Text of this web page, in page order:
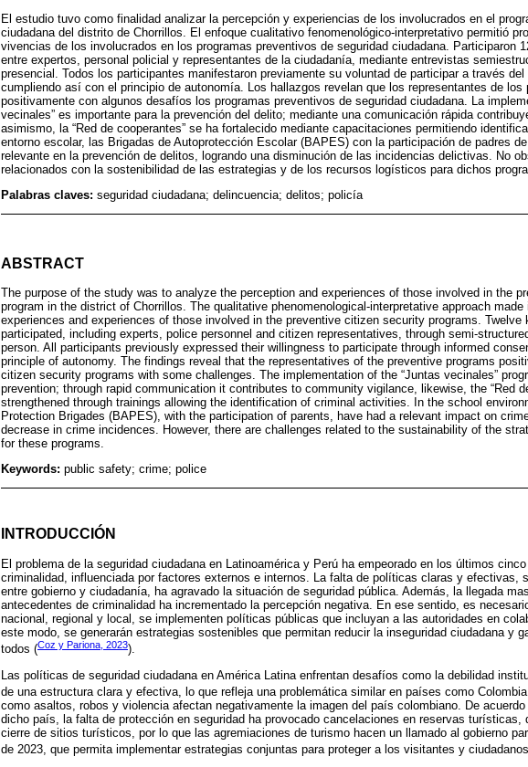
El estudio tuvo como finalidad analizar la percepción y experiencias de los involucrados en el
ciudadana del distrito de Chorrillos. El enfoque cualitativo fenomenológico-interpretativo permitió
vivencias de los involucrados en los programas preventivos de seguridad ciudadana. Participaron
entre expertos, personal policial y representantes de la ciudadanía, mediante entrevistas
presencial. Todos los participantes manifestaron previamente su voluntad de participar a través del
cumpliendo así con el principio de autonomía. Los hallazgos revelan que los representantes de los
positivamente con algunos desafíos los programas preventivos de seguridad ciudadana. La
vecinales” es importante para la prevención del delito; mediante una comunicación rápida
asimismo, la “Red de cooperantes” se ha fortalecido mediante capacitaciones permitiendo
entorno escolar, las Brigadas de Autoprotección Escolar (BAPES) con la participación de padres
relevante en la prevención de delitos, logrando una disminución de las incidencias delictivas. No
relacionados con la sostenibilidad de las estrategias y de los recursos logísticos para dichos
Palabras claves: seguridad ciudadana; delincuencia; delitos; policía
ABSTRACT
The purpose of the study was to analyze the perception and experiences of those involved in the
program in the district of Chorrillos. The qualitative phenomenological-interpretative approach
experiences and experiences of those involved in the preventive citizen security programs. Twelve
participated, including experts, police personnel and citizen representatives, through semi-
person. All participants previously expressed their willingness to participate through informed
principle of autonomy. The findings reveal that the representatives of the preventive programs
citizen security programs with some challenges. The implementation of the “Juntas vecinales”
prevention; through rapid communication it contributes to community vigilance, likewise, the “Red
strengthened through trainings allowing the identification of criminal activities. In the school
Protection Brigades (BAPES), with the participation of parents, have had a relevant impact on
decrease in crime incidences. However, there are challenges related to the sustainability of the
for these programs.
Keywords: public safety; crime; police
INTRODUCCIÓN
El problema de la seguridad ciudadana en Latinoamérica y Perú ha empeorado en los últimos
criminalidad, influenciada por factores externos e internos. La falta de políticas claras y efectivas,
entre gobierno y ciudadanía, ha agravado la situación de seguridad pública. Además, la llegada
antecedentes de criminalidad ha incrementado la percepción negativa. En ese sentido, es
nacional, regional y local, se implementen políticas públicas que incluyan a las autoridades en
este modo, se generarán estrategias sostenibles que permitan reducir la inseguridad ciudadana y
todos (Coz y Pariona, 2023).
Las políticas de seguridad ciudadana en América Latina enfrentan desafíos como la debilidad
de una estructura clara y efectiva, lo que refleja una problemática similar en países como
como asaltos, robos y violencia afectan negativamente la imagen del país colombiano. De
dicho país, la falta de protección en seguridad ha provocado cancelaciones en reservas turísticas,
cierre de sitios turísticos, por lo que las agremiaciones de turismo hacen un llamado al gobierno
de 2023, que permita implementar estrategias conjuntas para proteger a los visitantes y